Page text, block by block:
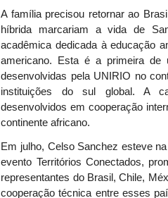
A família precisou retornar ao
híbrida marcariam a vida de
acadêmica dedicada à educação
americano. Esta é a primeira de
desenvolvidas pela UNIRIO no
instituições do sul global. A
desenvolvidos em cooperação
continente africano.
Em julho, Celso Sanchez esteve
evento Territórios Conectados,
representantes do Brasil, Chile,
cooperação técnica entre esses